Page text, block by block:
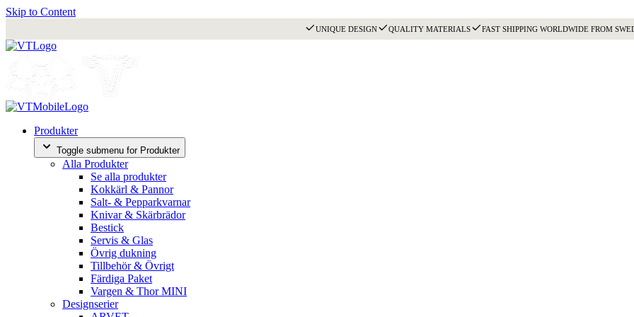
Skip to Content
UNIQUE DESIGN QUALITY MATERIALS FAST SHIPPING WORLDWIDE FROM
Produkter
Toggle submenu for Produkter
Alla Produkter
Se alla produkter
Kokkärl & Pannor
Salt- & Pepparkvarnar
Knivar & Skärbrädor
Bestick
Servis & Glas
Övrig dukning
Tillbehör & Övrigt
Färdiga Paket
Vargen & Thor MINI
Designserier